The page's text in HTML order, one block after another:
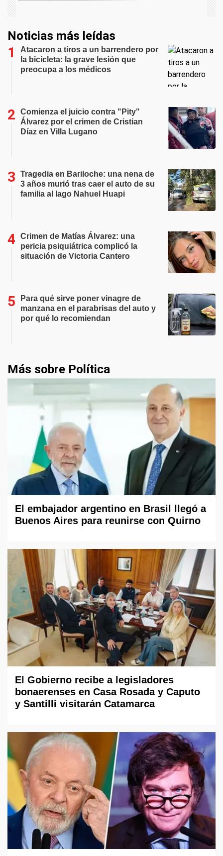
Noticias más leídas
Atacaron a tiros a un barrendero por
la bicicleta: la grave lesión que
preocupa a los médicos
Comienza el juicio contra "Pity"
Álvarez por el crimen de Cristian
Díaz en Villa Lugano
Tragedia en Bariloche: una nena de
3 años murió tras caer el auto de su
familia al lago Nahuel Huapi
Crimen de Matías Álvarez: una
pericia psiquiátrica complicó la
situación de Victoria Cantero
Para qué sirve poner vinagre de
manzana en el parabrisas del auto y
por qué lo recomiendan
Más sobre Política
El embajador argentino en Brasil llegó a
Buenos Aires para reunirse con Quirno
El Gobierno recibe a legisladores
bonaerenses en Casa Rosada y Caputo
y Santilli visitarán Catamarca